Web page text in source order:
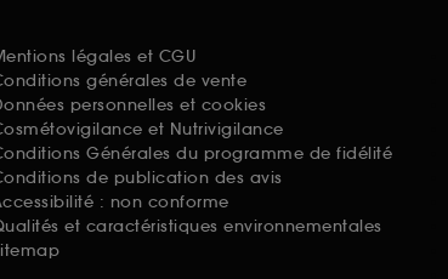
légales et CGU
générales de vente
personnelles et cookies
et Nutrivigilance
Générales du programme de fidélité
de publication des avis
: non conforme
et caractéristiques environnementales